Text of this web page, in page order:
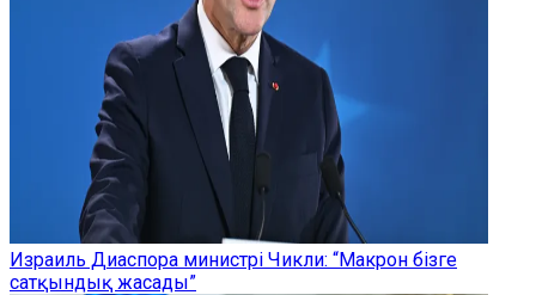
Израиль Диаспора министрі Чикли: “Макрон бізге
сатқындық жасады”